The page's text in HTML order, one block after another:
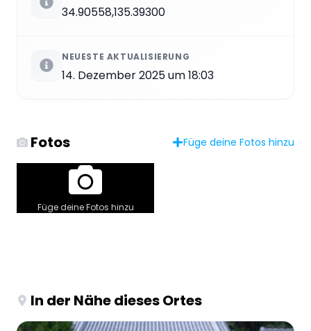
34.90558,135.39300
NEUESTE AKTUALISIERUNG
14. Dezember 2025 um 18:03
Fotos Füge deine Fotos hinzu
Füge deine Fotos hinzu
In der Nähe dieses Ortes